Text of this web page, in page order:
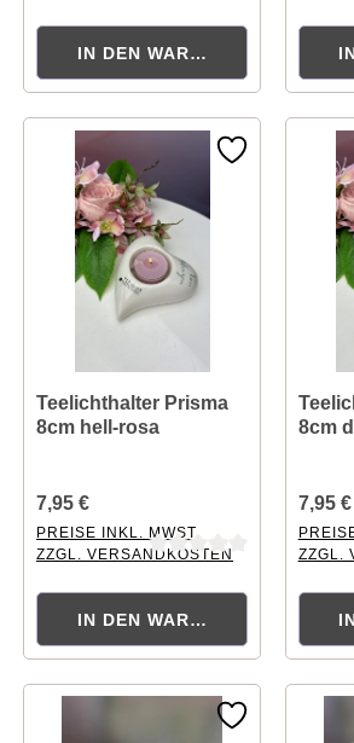
IN DEN WARENKORB
Teelichthalter Prisma
8cm hell-rosa
7,95 €
PREISE INKL. MWST.
ZZGL. VERSANDKOSTEN
IN DEN WARENKORB
8cm
7,95 €
ZZGL.